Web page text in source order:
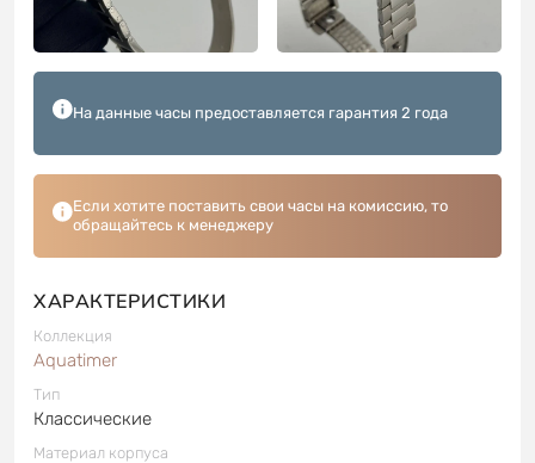
На данные часы предоставляется гарантия 2 года
Если хотите поставить свои часы на комиссию, то
обращайтесь к менеджеру
ХАРАКТЕРИСТИКИ
Коллекция
Aquatimer
Тип
Классические
Материал корпуса